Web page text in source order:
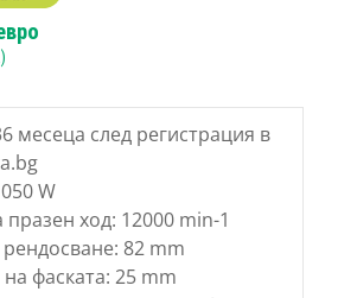
месеца след регистрация в
W
ход: 12000 min-1
82 mm
фаската: 25 mm